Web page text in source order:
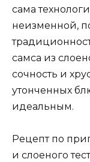
сама
неизменной,
самса из
сочность и
утонченных
идеальным.
Рецепт по
и слоеного